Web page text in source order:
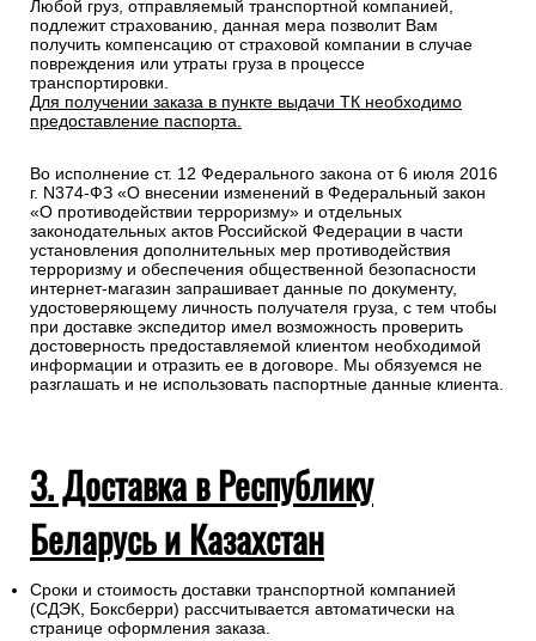
Любой груз, отправляемый транспортной компанией,
подлежит страхованию, данная мера позволит Вам
получить компенсацию от страховой компании в случае
повреждения или утраты груза в процессе
транспортировки.
Для получении заказа в пункте выдачи ТК необходимо
предоставление паспорта.
Во исполнение ст. 12 Федерального закона от 6 июля 2016
г. N374-ФЗ «О внесении изменений в Федеральный закон
«О противодействии терроризму» и отдельных
законодательных актов Российской Федерации в части
установления дополнительных мер противодействия
терроризму и обеспечения общественной безопасности
интернет-магазин запрашивает данные по документу,
удостоверяющему личность получателя груза, с тем чтобы
при доставке экспедитор имел возможность проверить
достоверность предоставляемой клиентом необходимой
информации и отразить ее в договоре. Мы обязуемся не
разглашать и не использовать паспортные данные клиента.
3. Доставка в Республику
Беларусь и Казахстан
Сроки и стоимость доставки транспортной компанией
(СДЭК, Боксберри) рассчитывается автоматически на
странице оформления заказа.